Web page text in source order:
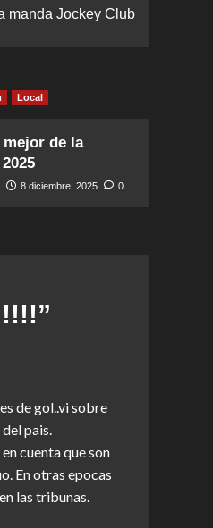
manda Jockey Club
Local
mejor de la
8 diciembre, 2025 0
”
de gol..vi sobre
pais.
cuenta que son
En otras epocas
las tribunas.